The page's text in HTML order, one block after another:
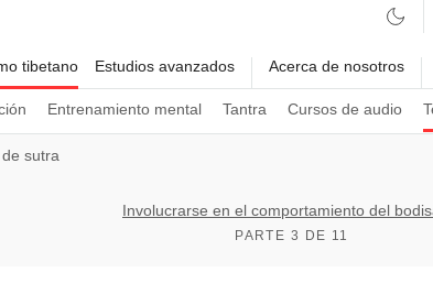
tibetano
Entrenamiento mental Tantra Cursos de audio
Estudios avanzados Acerca de nosotros
sutra
Involucrarse en el comportamiento del
PARTE 3 DE 11